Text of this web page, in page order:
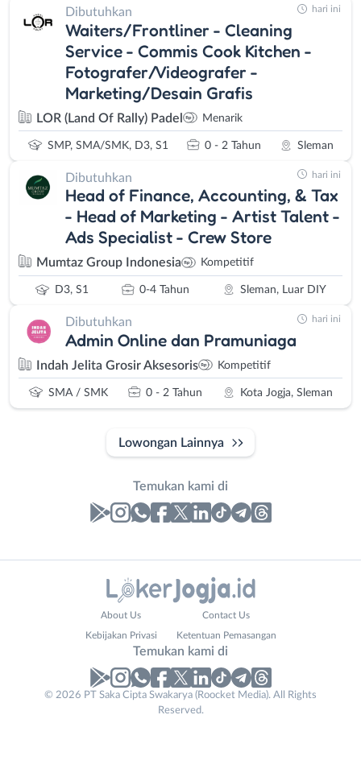
Dibutuhkan
Waiters/Frontliner - Cleaning
Service - Commis Cook Kitchen -
Fotografer/Videografer -
Marketing/Desain Grafis
LOR (Land Of Rally) Padel Menarik
SMP, SMA/SMK, D3, S1 0 - 2 Tahun Sleman
hari ini
Dibutuhkan
Head of Finance, Accounting, & Tax
- Head of Marketing - Artist Talent -
Ads Specialist - Crew Store
Mumtaz Group Indonesia Kompetitif
D3, S1 0-4 Tahun Sleman, Luar DIY
hari ini
Dibutuhkan
Admin Online dan Pramuniaga
Indah Jelita Grosir Aksesoris Kompetitif
SMA / SMK 0 - 2 Tahun Kota Jogja, Sleman
hari ini
Lowongan Lainnya
Temukan kami di
No. Telp /
About Us Contact Us
Kebijakan Privasi Ketentuan Pemasangan
Temukan kami di
© 2026 PT Saka Cipta Swakarya (Roocket Media). All Rights
Reserved.